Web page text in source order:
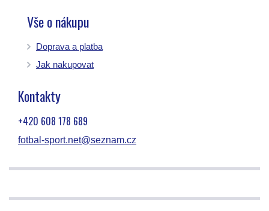
Vše o nákupu
Doprava a platba
Jak nakupovat
Kontakty
+420 608 178 689
fotbal-sport.net@seznam.cz